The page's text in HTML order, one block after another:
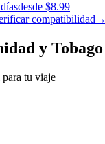
desde $8.99
compatibilidad →
y Tobago
para tu viaje